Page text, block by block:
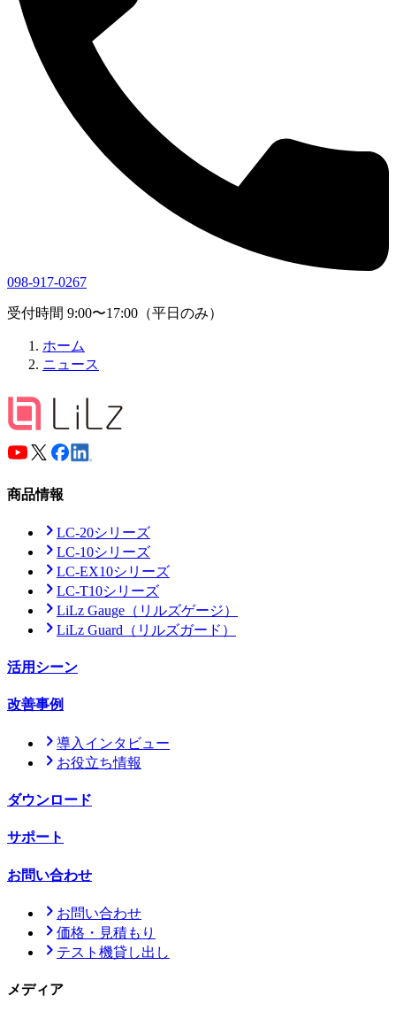
098-917-0267
受付時間 9:00〜17:00（平日のみ）
ホーム
ニュース
商品情報
LC-20シリーズ
LC-10シリーズ
LC-EX10シリーズ
LC-T10シリーズ
LiLz Gauge （リルズゲージ）
LiLz Guard （リルズガード）
活用シーン
改善事例
導入インタビュー
お役立ち情報
ダウンロード
サポート
お問い合わせ
お問い合わせ
価格・見積もり
テスト機貸し出し
メディア